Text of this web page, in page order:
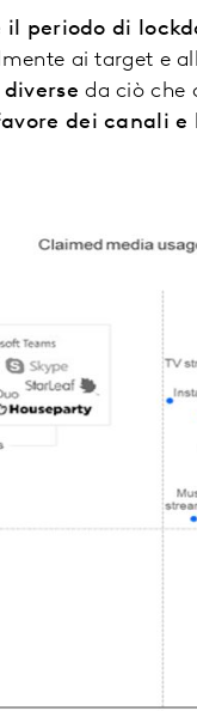
periodo di
ai target e
da ciò che
dei canali